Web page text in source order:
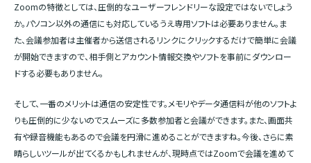
Zoomの特徴としては、圧倒的なユーザーフレンドリーな設定ではないでしょう
か。パソコン以外の通信にも対応しているうえ専用ソフトは必要ありません。ま
た、会議参加者は主催者から送信されるリンクにクリックするだけで簡単に会議
が開始できますので、相手側とアカウント情報交換やソフトを事前にダウンロー
ドする必要もありません。
そして、一番のメリットは通信の安定性です。メモリやデータ通信料が他のソフトよ
りも圧倒的に少ないのでスムーズに多数参加者と会議ができます。また、画面共
有や録音機能もあるので会議を円滑に進めることができますね。今後、さらに素
晴らしいツールが出てくるかもしれませんが、現時点ではZoomで会議を進めて